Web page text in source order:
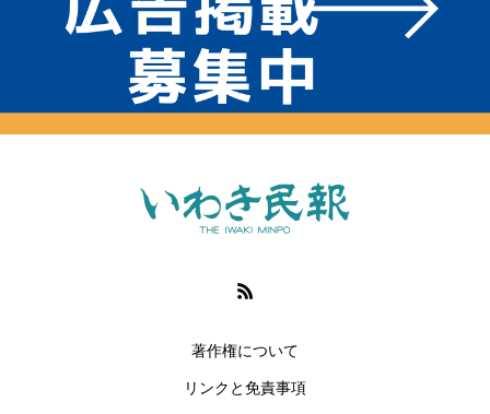
著作権について
リンクと免責事項